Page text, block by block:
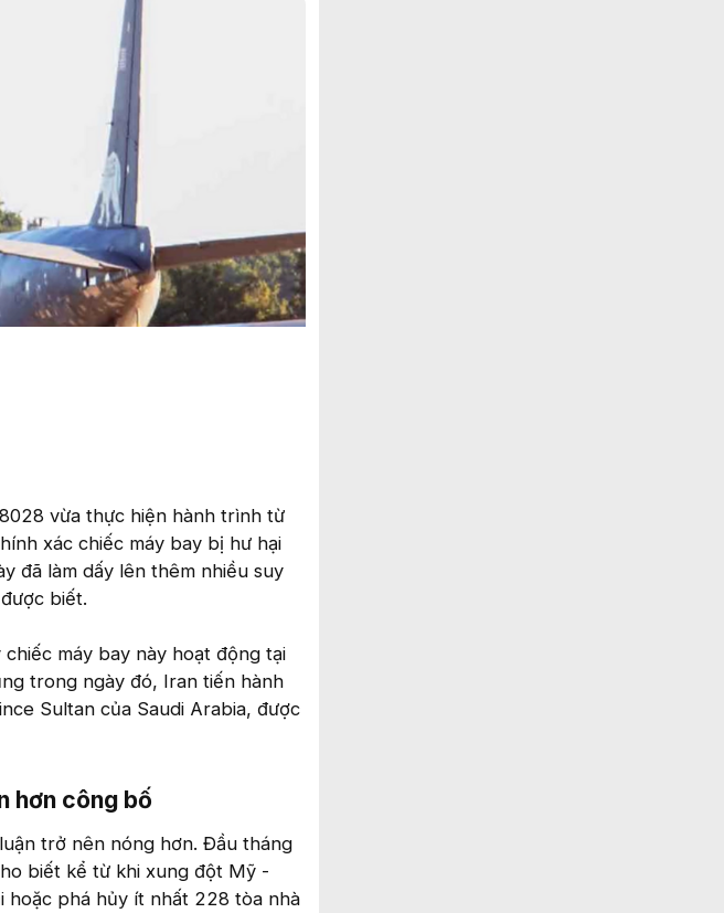
vừa thực hiện hành trình từ
xác chiếc máy bay bị hư hại
đã làm dấy lên thêm nhiều suy
biết.
máy bay này hoạt động tại
trong ngày đó, Iran tiến hành
Sultan của Saudi Arabia, được
hơn công bố
trở nên nóng hơn. Đầu tháng
biết kể từ khi xung đột Mỹ -
hoặc phá hủy ít nhất 228 tòa nhà